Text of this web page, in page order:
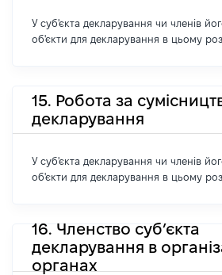
У суб'єкта декларування чи членів
об'єкти для декларування в цьому
15. Робота за
декларування
У суб'єкта декларування чи членів
об'єкти для декларування в цьому
16. Членство суб’єкта
декларування в
органах